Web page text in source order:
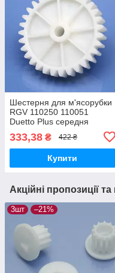
Шестерня для м'ясорубки
RGV 110250 110051
Duetto Plus середня
оригінал харчовий пластик
333,38 ₴ 422 ₴
Купити
Акційні пропозиції
3шт –21%